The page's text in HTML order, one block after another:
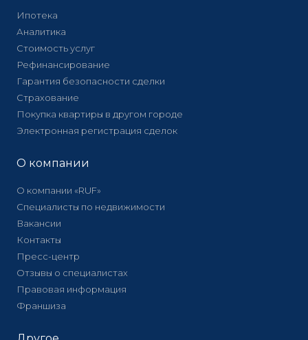
Ипотека
Аналитика
Стоимость услуг
Рефинансирование
Гарантия безопасности сделки
Страхование
Покупка квартиры в другом городе
Электронная регистрация сделок
О компании
О компании «RUF»
Специалисты по недвижимости
Вакансии
Контакты
Пресс-центр
Отзывы о специалистах
Правовая информация
Франшиза